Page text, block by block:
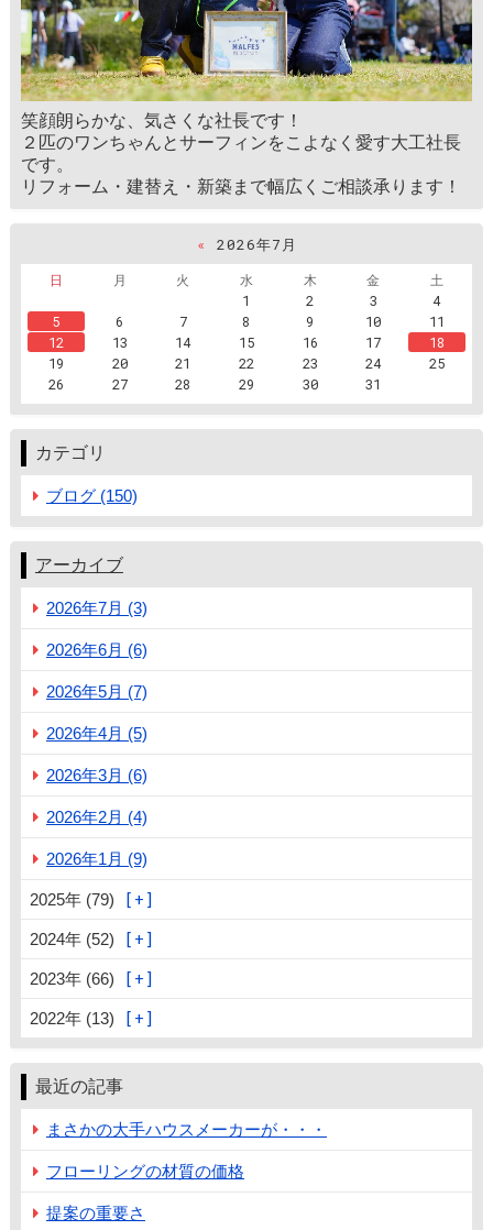
笑顔朗らかな、気さくな社長です！
２匹のワンちゃんとサーフィンをこよなく愛す大工社長
です。
リフォーム・建替え・新築まで幅広くご相談承ります！
« 2026年7月
日
月 火 水 木 金
土
1
2 3
4
5
6 7 8 9 10
11
12
13 14 15 16 17
18
19
20 21 22 23 24
25
26
27 28 29 30 31
カテゴリ
ブログ (150)
アーカイブ
2026年7月 (3)
2026年6月 (6)
2026年5月 (7)
2026年4月 (5)
2026年3月 (6)
2026年2月 (4)
2026年1月 (9)
2025年 (79)
2024年 (52)
2023年 (66)
2022年 (13)
最近の記事
まさかの大手ハウスメーカーが・・・
フローリングの材質の価格
提案の重要さ